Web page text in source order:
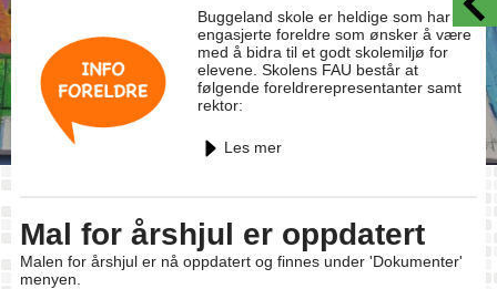
Buggeland skole er heldige som har
engasjerte foreldre som ønsker å være
med å bidra til et godt skolemiljø for
elevene. Skolens FAU består at
følgende foreldrerepresentanter samt
rektor:
Les mer
Mal for årshjul er oppdatert
Malen for årshjul er nå oppdatert og finnes under 'Dokumenter'
menyen.